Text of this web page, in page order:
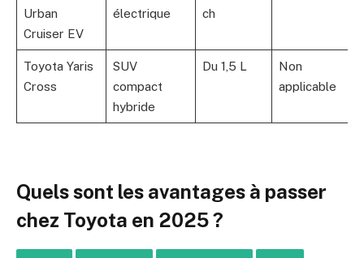
Urban
Cruiser EV
électrique ch
Toyota Yaris
Cross
SUV
compact
hybride
Du 1,5 L
Non
applicable
Quels sont les avantages à passer
chez Toyota en 2025 ?